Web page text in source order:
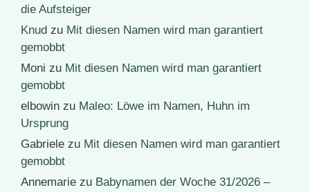
die Aufsteiger
Knud zu Mit diesen Namen wird man garantiert
gemobbt
Moni zu Mit diesen Namen wird man garantiert
gemobbt
elbowin zu Maleo: Löwe im Namen, Huhn im
Ursprung
Gabriele zu Mit diesen Namen wird man garantiert
gemobbt
Annemarie zu Babynamen der Woche 31/2026 –